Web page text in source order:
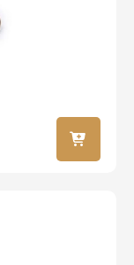
In jouw
winkel